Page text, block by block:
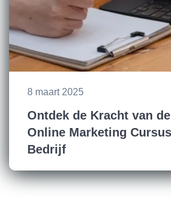
8 maart 2025
Ontdek de Kracht van
Online Marketing
Bedrijf